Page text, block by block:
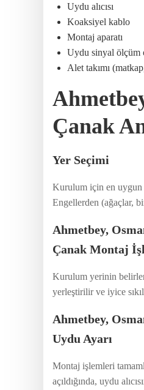
Uydu alıcısı
Koaksiyel kablo
Montaj aparatı
Uydu sinyal ölçüm
Alet takımı
Çanak
Yer Seçimi
Kurulum için en uygun
Engellerden (ağaçlar,
Ahmetbey,
Çanak Montaj
Kurulum yerinin
yerleştirilir ve iyice
Ahmetbey,
Uydu Ayarı
Montaj işlemleri
açıldığında, uydu